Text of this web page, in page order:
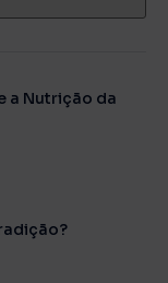
a Nutrição da